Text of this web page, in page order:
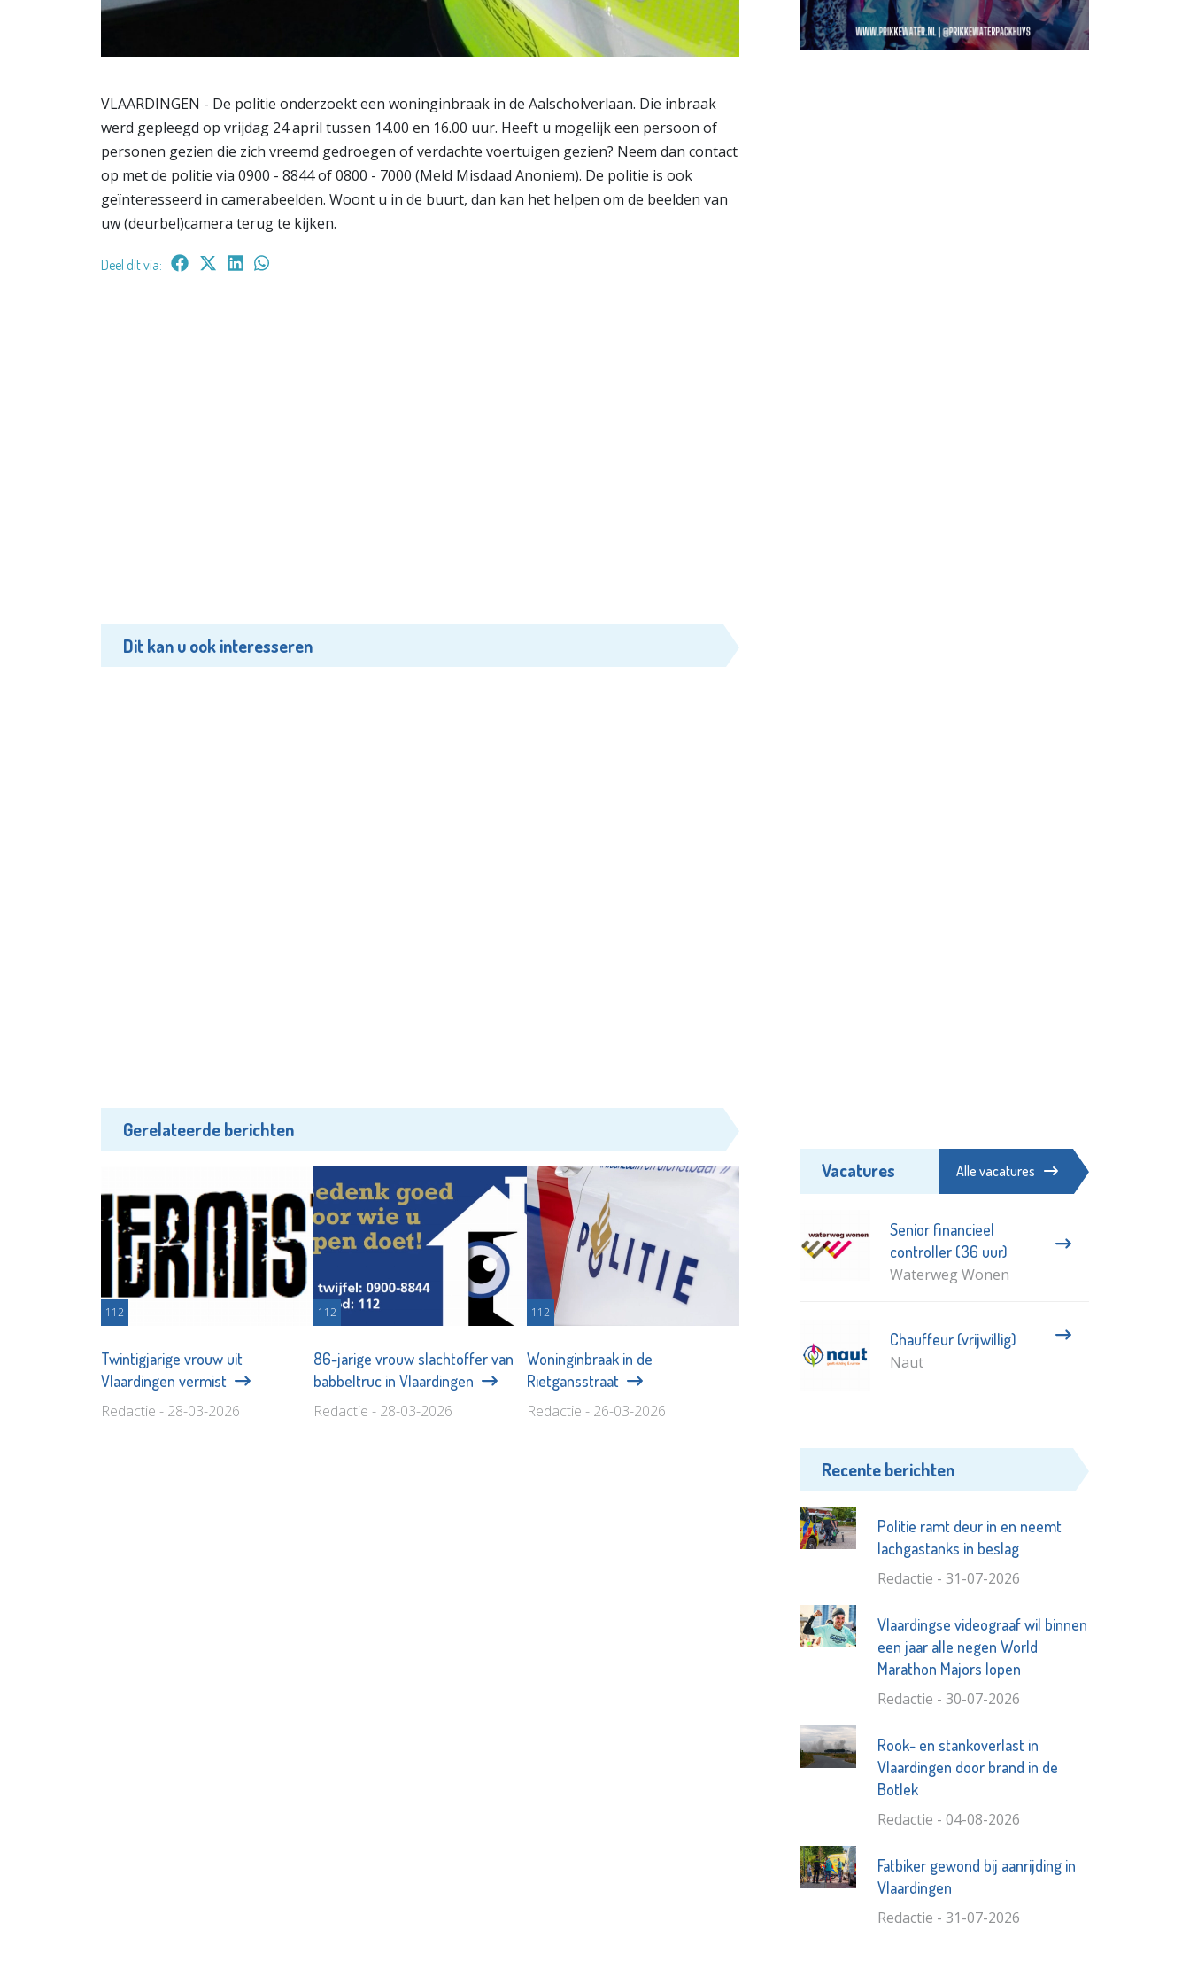
VLAARDINGEN - De politie onderzoekt een woninginbraak in de Aalscholverlaan. Die inbraak
werd gepleegd op vrijdag 24 april tussen 14.00 en 16.00 uur. Heeft u mogelijk een persoon of
personen gezien die zich vreemd gedroegen of verdachte voertuigen gezien? Neem dan contact
op met de politie via 0900 - 8844 of 0800 - 7000 (Meld Misdaad Anoniem). De politie is ook
geïnteresseerd in camerabeelden. Woont u in de buurt, dan kan het helpen om de beelden van
uw (deurbel)camera terug te kijken.
Deel dit via:
Dit kan u ook interesseren
Gerelateerde berichten
112
Twintigjarige vrouw uit
Vlaardingen vermist
Redactie - 28-03-2026
112
86-jarige vrouw slachtoffer van
babbeltruc in Vlaardingen
Redactie - 28-03-2026
112
Woninginbraak in de
Rietgansstraat
Redactie - 26-03-2026
Vacatures Alle vacatures
Senior financieel
controller (36 uur)
Waterweg Wonen
Chauffeur (vrijwillig)
Naut
Recente berichten
Politie ramt deur in en neemt
lachgastanks in beslag
Redactie - 31-07-2026
Vlaardingse videograaf wil binnen
een jaar alle negen World
Marathon Majors lopen
Redactie - 30-07-2026
Rook- en stankoverlast in
Vlaardingen door brand in de
Botlek
Redactie - 04-08-2026
Fatbiker gewond bij aanrijding in
Vlaardingen
Redactie - 31-07-2026